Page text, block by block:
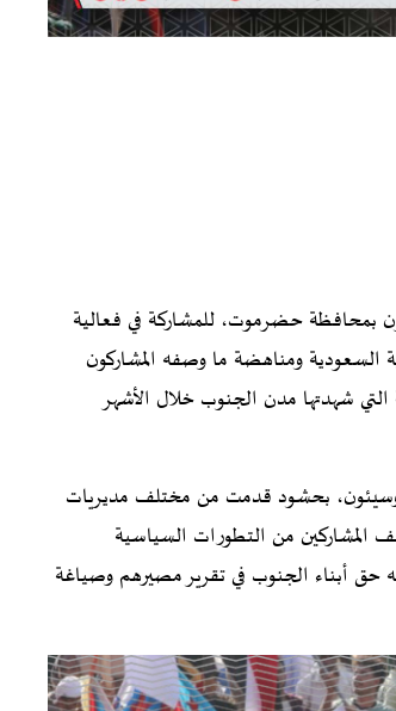
بمحافظة حضرموت، للمشاركة في فعالية
السعودية ومناهضة ما وصفه المشاركون
التي شهدتها مدن الجنوب خلال الأشهر
وسيئون، بحشود قدمت من مختلف مديريات
المشاركين من التطورات السياسية
حق أبناء الجنوب في تقرير مصيرهم وصياغة